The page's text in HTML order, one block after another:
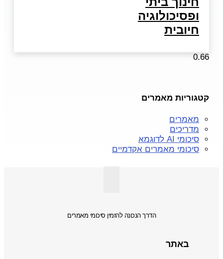
ופסיכולוגיה
חיובית
קטגוריות מאמרים
מאמרים
מדריכים
סיכומי AI לדוגמא
סיכומי מאמרים אקדמיים
הדרך הנכונה להזמין סיכומי מאמרים
באתר